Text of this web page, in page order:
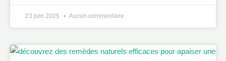
23 juin 2025 Aucun commentaire